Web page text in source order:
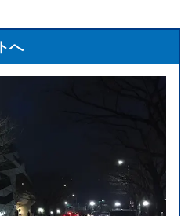
に店内へ移動していただ
が気になりますよね。ウ
わって、レストランや施
、ご安心ください。
場合、介助が必要な方と
的地へ出発されるケース
ィルゴが介助が必要な方
地でご家族がサプライズ
った演出のお手伝いもさせ
要望いただければ、車内
へ